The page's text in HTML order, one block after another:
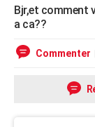
S'inscrire
Se connecter
Lycées
Collèges
Primaires
Universités
Entreprises
Service militaire
Avis de recherche
AVIS DE DÉCÈS
Bjr,et comment
a ca??
Commenter